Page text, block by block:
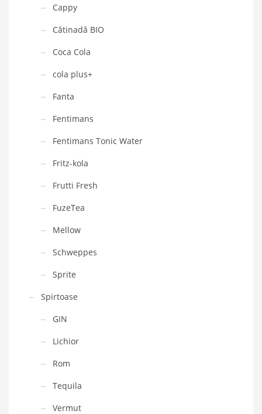
Cappy
Cătinadă BIO
Coca Cola
cola plus+
Fanta
Fentimans
Fentimans Tonic Water
Fritz-kola
Frutti Fresh
FuzeTea
Mellow
Schweppes
Sprite
Spirtoase
GIN
Lichior
Rom
Tequila
Vermut